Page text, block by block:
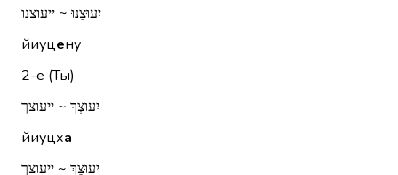
יִעוּצֵנוּ ~ ייעוצנו
йиуцену
2-е (Ты)
יִעוּצְךָ ~ ייעוצך
йиуцха
יִעוּצֵךְ ~ ייעוצך